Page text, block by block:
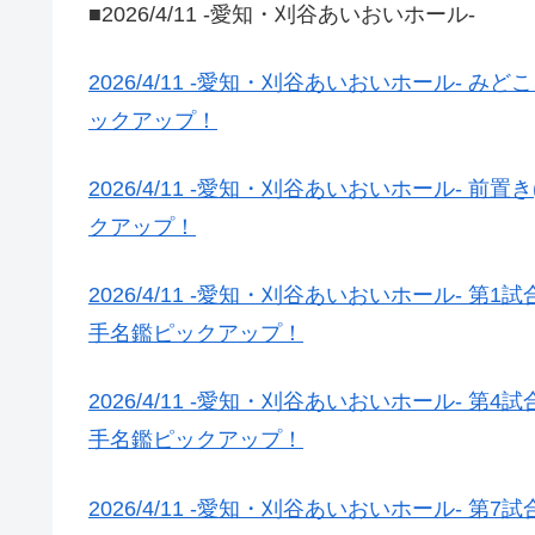
■2026/4/11 -愛知・刈谷あいおいホール-
2026/4/11 -愛知・刈谷あいおいホール- みど
ックアップ！
2026/4/11 -愛知・刈谷あいおいホール- 前置
クアップ！
2026/4/11 -愛知・刈谷あいおいホール- 第1
手名鑑ピックアップ！
2026/4/11 -愛知・刈谷あいおいホール- 第4
手名鑑ピックアップ！
2026/4/11 -愛知・刈谷あいおいホール- 第7